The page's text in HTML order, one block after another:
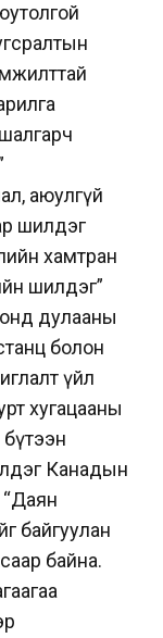
аюулгүй
шилдэг
хамтран
шилдэг”
дулааны
болон
үйл
хугацааны
бүтээн
Канадын
байгуулан
байна.